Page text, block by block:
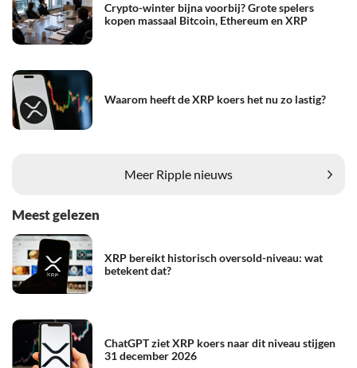
Crypto-winter bijna voorbij? Grote spelers
kopen massaal Bitcoin, Ethereum en XRP
Waarom heeft de XRP koers het nu zo lastig?
Meer Ripple nieuws
Meest gelezen
XRP bereikt historisch oversold-niveau: wat
betekent dat?
ChatGPT ziet XRP koers naar dit niveau stijgen
31 december 2026